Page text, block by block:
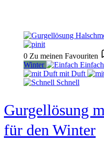
0 Zu meinen Favouriten
Winter
Einfach
mit Duft
Schnell
Gurgellösung
für den Winter